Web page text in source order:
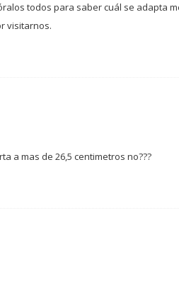
todos para saber cuál se adapta
visitarnos.
a mas de 26,5 centimetros no???